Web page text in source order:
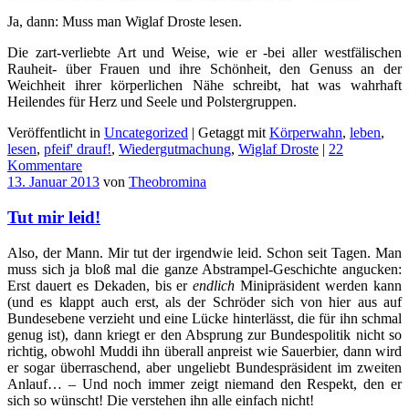
Ja, dann: Muss man Wiglaf Droste lesen.
Die zart-verliebte Art und Weise, wie er -bei aller westfälischen
Rauheit- über Frauen und ihre Schönheit, den Genuss an der
Weichheit ihrer körperlichen Nähe schreibt, hat was wahrhaft
Heilendes für Herz und Seele und Polstergruppen.
Veröffentlicht in Uncategorized | Getaggt mit Körperwahn, leben,
lesen, pfeif' drauf!, Wiedergutmachung, Wiglaf Droste | 22
Kommentare
13. Januar 2013 von Theobromina
Tut mir leid!
Also, der Mann. Mir tut der irgendwie leid. Schon seit Tagen. Man
muss sich ja bloß mal die ganze Abstrampel-Geschichte angucken:
Erst dauert es Dekaden, bis erendlich Minipräsident werden kann
(und es klappt auch erst, als der Schröder sich von hier aus auf
Bundesebene verzieht und eine Lücke hinterlässt, die für ihn schmal
genug ist), dann kriegt er den Absprung zur Bundespolitik nicht so
richtig, obwohl Muddi ihn überall anpreist wie Sauerbier, dann wird
er sogar überraschend, aber ungeliebt Bundespräsident im zweiten
Anlauf… – Und noch immer zeigt niemand den Respekt, den er
sich so wünscht! Die verstehen ihn alle einfach nicht!